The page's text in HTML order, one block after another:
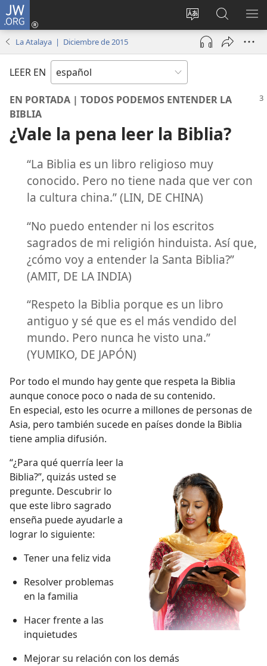
JW.ORG
Cambiar
idioma
del sitio
Iniciar
sesión
(abre
nueva
en
jw.org
La Atalaya | Diciembre de 2015
LEER EN
EN PORTADA | TODOS PODEMOS ENTENDER LA
BIBLIA
¿Vale la pena leer la Biblia?
“La Biblia es un libro religioso muy
conocido. Pero no tiene nada que ver con
la cultura china.” (LIN, DE CHINA)
“No puedo entender ni los escritos
sagrados de mi religión hinduista. Así que,
¿cómo voy a entender la Santa Biblia?”
(AMIT, DE LA INDIA)
“Respeto la Biblia porque es un libro
antiguo y sé que es el más vendido del
mundo. Pero nunca he visto una.”
(YUMIKO, DE JAPÓN)
Por todo el mundo hay gente que respeta la Biblia
aunque conoce poco o nada de su contenido.
En especial, esto les ocurre a millones de personas de
Asia, pero también sucede en países donde la Biblia
tiene amplia difusión.
“¿Para qué querría leer la
Biblia?”, quizás usted se
pregunte. Descubrir lo
que este libro sagrado
enseña puede ayudarle a
lograr lo siguiente:
Tener una feliz vida
Resolver problemas
en la familia
Hacer frente a las
inquietudes
Mejorar su relación con los demás